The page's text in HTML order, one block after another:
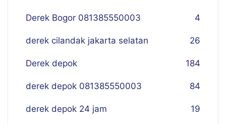
Derek Bogor 081385550003 4
derek cilandak jakarta selatan 26
Derek depok 184
derek depok 081385550003 84
derek depok 24 jam 19